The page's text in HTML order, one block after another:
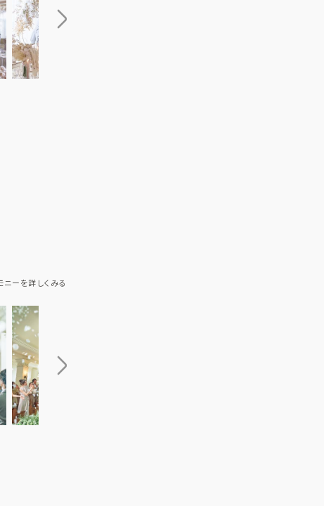
ACCESS
アクセス
ニーを詳しくみる